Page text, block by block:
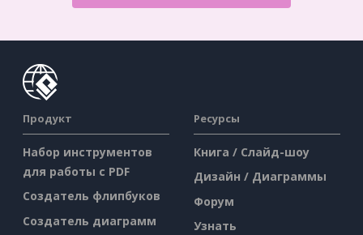
Продукт
Набор инструментов
для работы с PDF
Создатель флипбуков
Создатель диаграмм
Ресурсы
Книга / Слайд-шоу
Дизайн / Диаграммы
Форум
Узнать